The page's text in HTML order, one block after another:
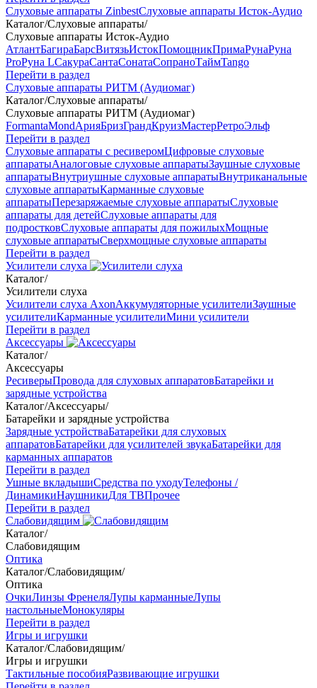
Слуховые аппараты ZinbestСлуховые аппараты Исток-Аудио
Каталог/Слуховые аппараты/
Слуховые аппараты Исток-Аудио
АтлантБагираБарсВитязьИстокПомощникПримаРунаРуна
ProРуна LСакураСантаСонатаСопраноТаймTango
Перейти в раздел
Слуховые аппараты РИТМ (Аудиомаг)
Каталог/Слуховые аппараты/
Слуховые аппараты РИТМ (Аудиомаг)
FormantaMondАрияБризГрандКруизМастерРетроЭльф
Перейти в раздел
Слуховые аппараты с ресиверомЦифровые слуховые
аппаратыАналоговые слуховые аппаратыЗаушные слуховые
аппаратыВнутриушные слуховые аппаратыВнутриканальные
слуховые аппаратыКарманные слуховые
аппаратыПерезаряжаемые слуховые аппаратыСлуховые
аппараты для детейСлуховые аппараты для
подростковСлуховые аппараты для пожилыхМощные
слуховые аппаратыСверхмощные слуховые аппараты
Перейти в раздел
Усилители слуха
Каталог/
Усилители слуха
Усилители слуха AxonАккумуляторные усилителиЗаушные
усилителиКарманные усилителиМини усилители
Перейти в раздел
Аксессуары
Каталог/
Аксессуары
РесиверыПровода для слуховых аппаратовБатарейки и
зарядные устройства
Каталог/Аксессуары/
Батарейки и зарядные устройства
Зарядные устройстваБатарейки для слуховых
аппаратовБатарейки для усилителей звукаБатарейки для
карманных аппаратов
Перейти в раздел
Ушные вкладышиСредства по уходуТелефоны /
ДинамикиНаушникиДля ТВПрочее
Перейти в раздел
Слабовидящим
Каталог/
Слабовидящим
Оптика
Каталог/Слабовидящим/
Оптика
ОчкиЛинзы ФренеляЛупы карманныеЛупы
настольныеМонокуляры
Перейти в раздел
Игры и игрушки
Каталог/Слабовидящим/
Игры и игрушки
Тактильные пособияРазвивающие игрушки